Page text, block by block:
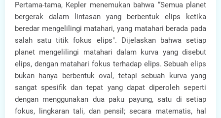
Pertama-tama, Kepler menemukan bahwa “Semua planet
bergerak dalam lintasan yang berbentuk elips ketika
beredar mengelilingi matahari, yang matahari berada pada
salah satu titik fokus elips". Dijelaskan bahwa setiap
planet mengelilingi matahari dalam kurva yang disebut
elips, dengan matahari fokus terhadap elips. Sebuah elips
bukan hanya berbentuk oval, tetapi sebuah kurva yang
sangat spesifik dan tepat yang dapat diperoleh seperti
dengan menggunakan dua paku payung, satu di setiap
fokus, lingkaran tali, dan pensil; secara matematis, hal